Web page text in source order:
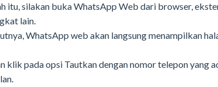
itu, silakan buka WhatsApp Web dari browser,
lain.
WhatsApp web akan langsung menampilkan
klik pada opsi Tautkan dengan nomor telepon yang